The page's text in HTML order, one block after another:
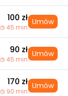
100 zł
45 min
Umów
90 zł
45 min
Umów
170 zł
90 min
Umów